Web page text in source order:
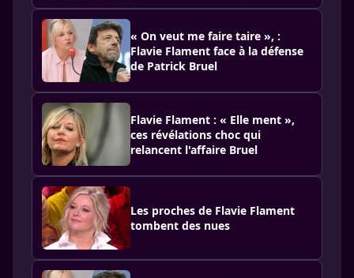
« On veut me faire taire », :
Flavie Flament face à la défense
de Patrick Bruel
Flavie Flament : « Elle ment »,
ces révélations choc qui
relancent l'affaire Bruel
Les proches de Flavie Flament
tombent des nues